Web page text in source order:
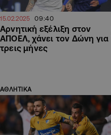
15.02.2025 09:40
Αρνητική εξέλιξη στον
ΑΠΟΕΛ, χάνει τον Δώνη για
τρεις μήνες
ΑΘΛΗΤΙΚΑ